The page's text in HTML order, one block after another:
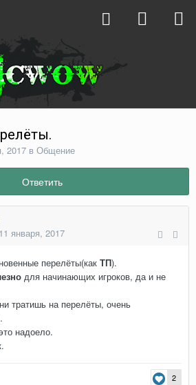
2017 в Общение
Ответить
11 января, 2017
перелёты(как ТП).
для начинающих игроков, да и не
тратишь на перелёты, очень
надоело.
2